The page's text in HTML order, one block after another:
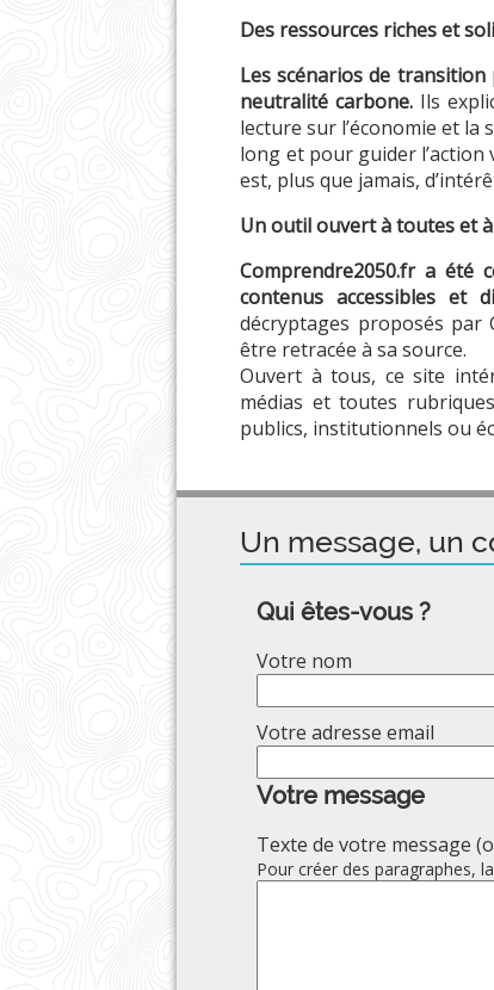
Des ressources riches et
Les scénarios de
neutralité carbone. Ils
lecture sur l’économie et la
long et pour guider l’action
est, plus que jamais,
Un outil ouvert à toutes et
Comprendre2050.fr a été
contenus accessibles et
décryptages proposés
être retracée à sa source.
Ouvert à tous, ce site
médias et toutes
publics, institutionnels ou
Un message, un
Qui êtes-vous ?
Votre nom
Votre adresse email
Votre message
Texte de votre message
Pour créer des paragraphes,